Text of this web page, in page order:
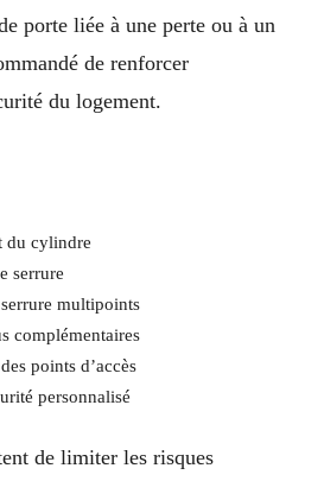
porte liée à une perte ou à un
de renforcer
du logement.
du cylindre
serrure
multipoints
complémentaires
points d’accès
personnalisé
de limiter les risques